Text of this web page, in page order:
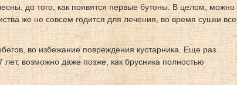
до того, как появятся первые бутоны. В целом, можно
же не совсем годится для лечения, во время сушки все
во избежание повреждения кустарника. Еще раз
лет, возможно даже позже, как брусника полностью